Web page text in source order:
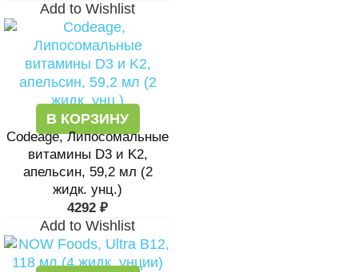
Add to Wishlist
В КОРЗИНУ
Codeage, Липосомальные
витамины D3 и K2,
апельсин, 59,2 мл (2
жидк. унц.)
4292 ₽
Add to Wishlist